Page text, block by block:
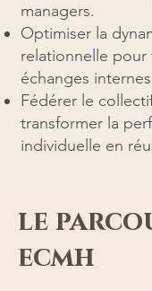
managers.
Optimiser la
relationnelle pour
échanges
Fédérer le
transformer la
individuelle en
le
ecmh